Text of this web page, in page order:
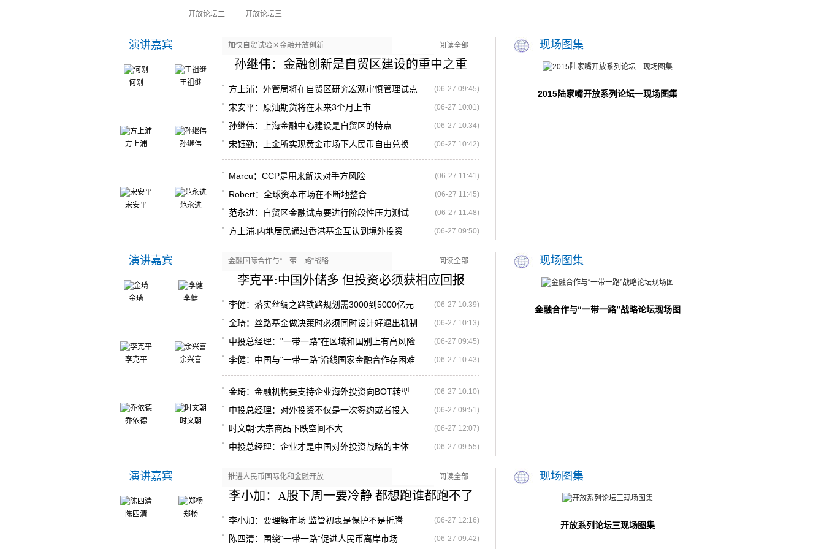
开放论坛二 开放论坛三
演讲嘉宾
何刚 王祖继
方上浦 孙继伟
宋安平 范永进
加快自贸试验区金融开放创新 阅读全部
孙继伟：金融创新是自贸区建设的重中之重
方上浦：外管局将在自贸区研究宏观审慎管理试点 (06-27 09:45)
宋安平：原油期货将在未来3个月上市 (06-27 10:01)
孙继伟：上海金融中心建设是自贸区的特点 (06-27 10:34)
宋钰勤：上金所实现黄金市场下人民币自由兑换 (06-27 10:42)
Marcu：CCP是用来解决对手方风险 (06-27 11:41)
Robert：全球资本市场在不断地整合 (06-27 11:45)
范永进：自贸区金融试点要进行阶段性压力测试 (06-27 11:48)
方上浦:内地居民通过香港基金互认到境外投资 (06-27 09:50)
现场图集
2015陆家嘴开放系列论坛一现场图集
演讲嘉宾
金琦 李健
李克平 余兴喜
乔依德 时文朝
金融国际合作与“一带一路”战略 阅读全部
李克平:中国外储多 但投资必须获相应回报
李健：落实丝绸之路铁路规划需3000到5000亿元 (06-27 10:39)
金琦：丝路基金做决策时必须同时设计好退出机制 (06-27 10:13)
中投总经理："一带一路"在区域和国别上有高风险 (06-27 09:45)
李健：中国与"一带一路"沿线国家金融合作存困难 (06-27 10:43)
金琦：金融机构要支持企业海外投资向BOT转型 (06-27 10:10)
中投总经理：对外投资不仅是一次签约或者投入 (06-27 09:51)
时文朝:大宗商品下跌空间不大 (06-27 12:07)
中投总经理：企业才是中国对外投资战略的主体 (06-27 09:55)
现场图集
金融合作与“一带一路”战略论坛现场图
演讲嘉宾
陈四清 郑杨
推进人民币国际化和金融开放 阅读全部
李小加：A股下周一要冷静 都想跑谁都跑不了
李小加：要理解市场 监管初衷是保护不是折腾 (06-27 12:16)
陈四清：围绕“一带一路”促进人民币离岸市场 (06-27 09:42)
现场图集
开放系列论坛三现场图集